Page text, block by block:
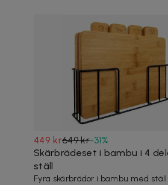
449 kr649 kr-31%
Skärbrädeset i bambu i 4
ställ
Fyra skärbrädor i bambu med